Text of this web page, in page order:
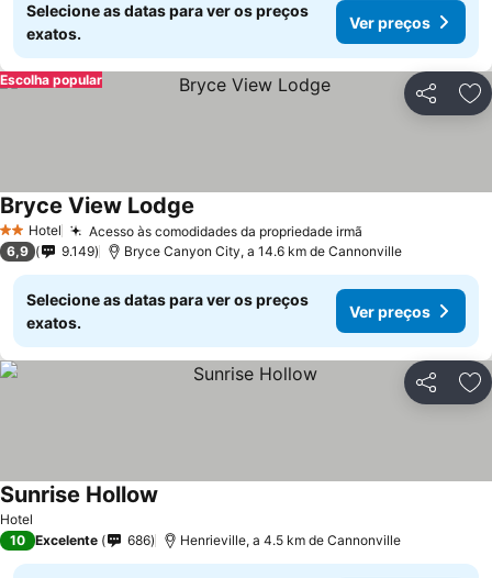
Selecione as datas para ver os preços
exatos.
Ver preços
Partilhar
Escolha popular
2 Estrelas
Hotel Acesso às comodidades da propriedade irmã
Bryce View Lodge
6,9 9.149 Bryce Canyon City, a 14.6 km de Cannonville
Selecione as datas para ver os preços
exatos.
Ver preços
Partilhar
Hotel
Sunrise Hollow
10 Excelente 686 Henrieville, a 4.5 km de Cannonville